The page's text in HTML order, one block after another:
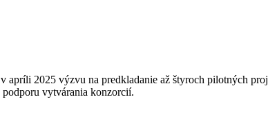
2025 výzvu na predkladanie až štyroch pilotných
vytvárania konzorcií.